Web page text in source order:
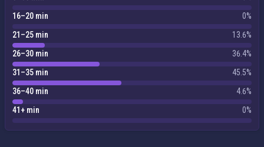
16–20 min
0%
21–25 min
13.6%
26–30 min
36.4%
31–35 min
45.5%
36–40 min
4.6%
41+ min
0%